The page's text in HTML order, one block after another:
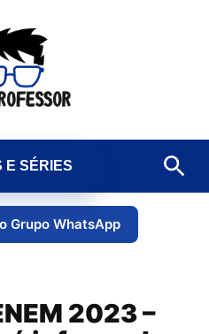
E SÉRIES
Grupo WhatsApp
2023 –